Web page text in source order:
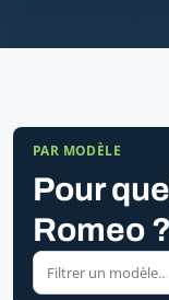
PAR MODÈLE
Pour
Romeo ?